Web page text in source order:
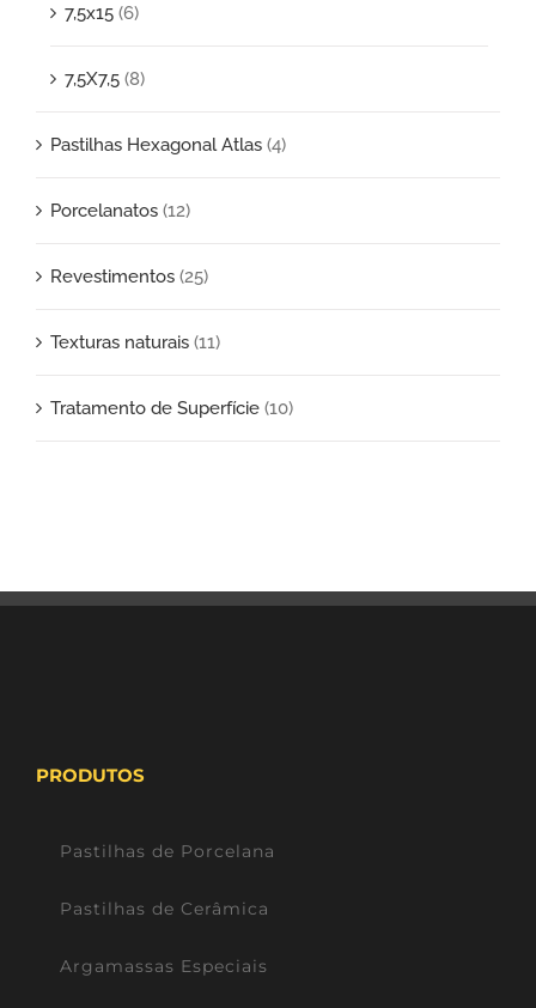
7,5x15 (6)
7,5X7,5 (8)
Pastilhas Hexagonal Atlas (4)
Porcelanatos (12)
Revestimentos (25)
Texturas naturais (11)
Tratamento de Superfície (10)
PRODUTOS
Pastilhas de Porcelana
Pastilhas de Cerâmica
Argamassas Especiais